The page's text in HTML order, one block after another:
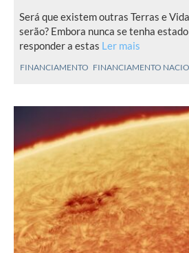
Será que existem outras Terras e
serão? Embora nunca se tenha
responder a estas Ler mais
FINANCIAMENTO FINANCIAMENTO